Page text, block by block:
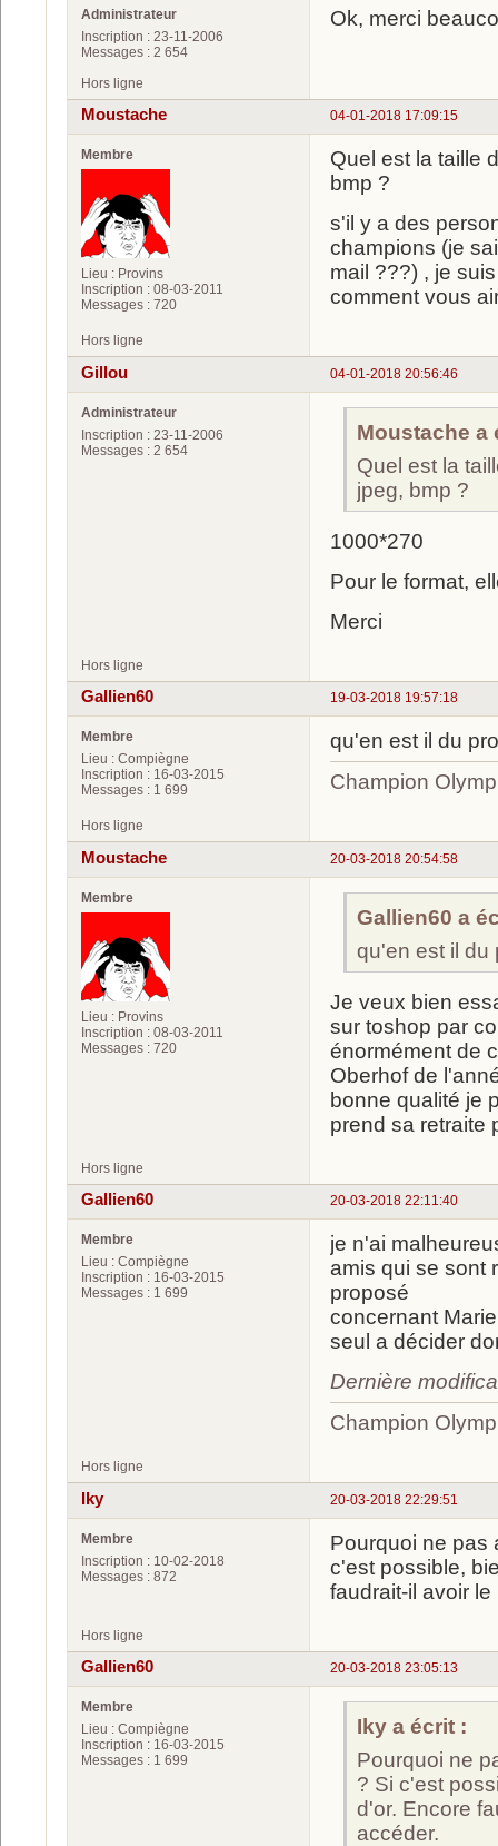
Administrateur
Inscription : 23-11-2006
Messages : 2 654
Ok, merci
Hors ligne
04-01-2018 17:09:15
Moustache
Membre
Lieu : Provins
Inscription : 08-03-2011
Messages : 720
Quel est la taille
bmp ?
s'il y a des
champions (je
mail ???) , je
comment vous
Hors ligne
04-01-2018 20:56:46
Gillou
Administrateur
Inscription : 23-11-2006
Messages : 2 654
Moustache a
Quel est la
jpeg, bmp ?
1000*270
Pour le format,
Merci
Hors ligne
19-03-2018 19:57:18
Gallien60
Membre
Lieu : Compiègne
Inscription : 16-03-2015
Messages : 1 699
qu'en est il du
Champion
Hors ligne
20-03-2018 20:54:58
Moustache
Membre
Lieu : Provins
Inscription : 08-03-2011
Messages : 720
Gallien60 a
qu'en est il du
Je veux bien
sur toshop par
énormément de
Oberhof de
bonne qualité je
prend sa retraite
Hors ligne
20-03-2018 22:11:40
Gallien60
Membre
Lieu : Compiègne
Inscription : 16-03-2015
Messages : 1 699
je n'ai
amis qui se sont
proposé
concernant
seul a décider
Dernière
Champion
Hors ligne
20-03-2018 22:29:51
Iky
Membre
Inscription : 10-02-2018
Messages : 872
Pourquoi ne pas
c'est possible,
faudrait-il avoir
Hors ligne
20-03-2018 23:05:13
Gallien60
Membre
Lieu : Compiègne
Inscription : 16-03-2015
Messages : 1 699
Iky a écrit :
Pourquoi ne
? Si c'est
d'or. Encore
accéder.